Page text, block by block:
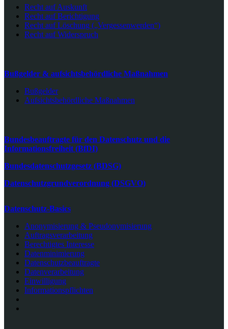
Recht auf Auskunft
Recht auf Berichtigung
Recht auf Löschung („Vergessenwerden“)
Recht auf Widerspruch
Bußgelder & aufsichtsbehördliche Maßnahmen
Bußgelder
Aufsichtsbehördliche Maßnahmen
Bundesbeauftragte für den Datenschutz und die
Informationsfreiheit (BfDI)
Bundesdatenschutzgesetz (BDSG)
Datenschutzgrundverordnung (DSGVO)
Datenschutz-Basics
Anonymisierung & Pseudonymisierung
Auftragsverarbeitung
Berechtigtes Interesse
Datenminimierung
Datenschutzbeauftragte
Datenverarbeitung
Einwilligung
Informationspflichten